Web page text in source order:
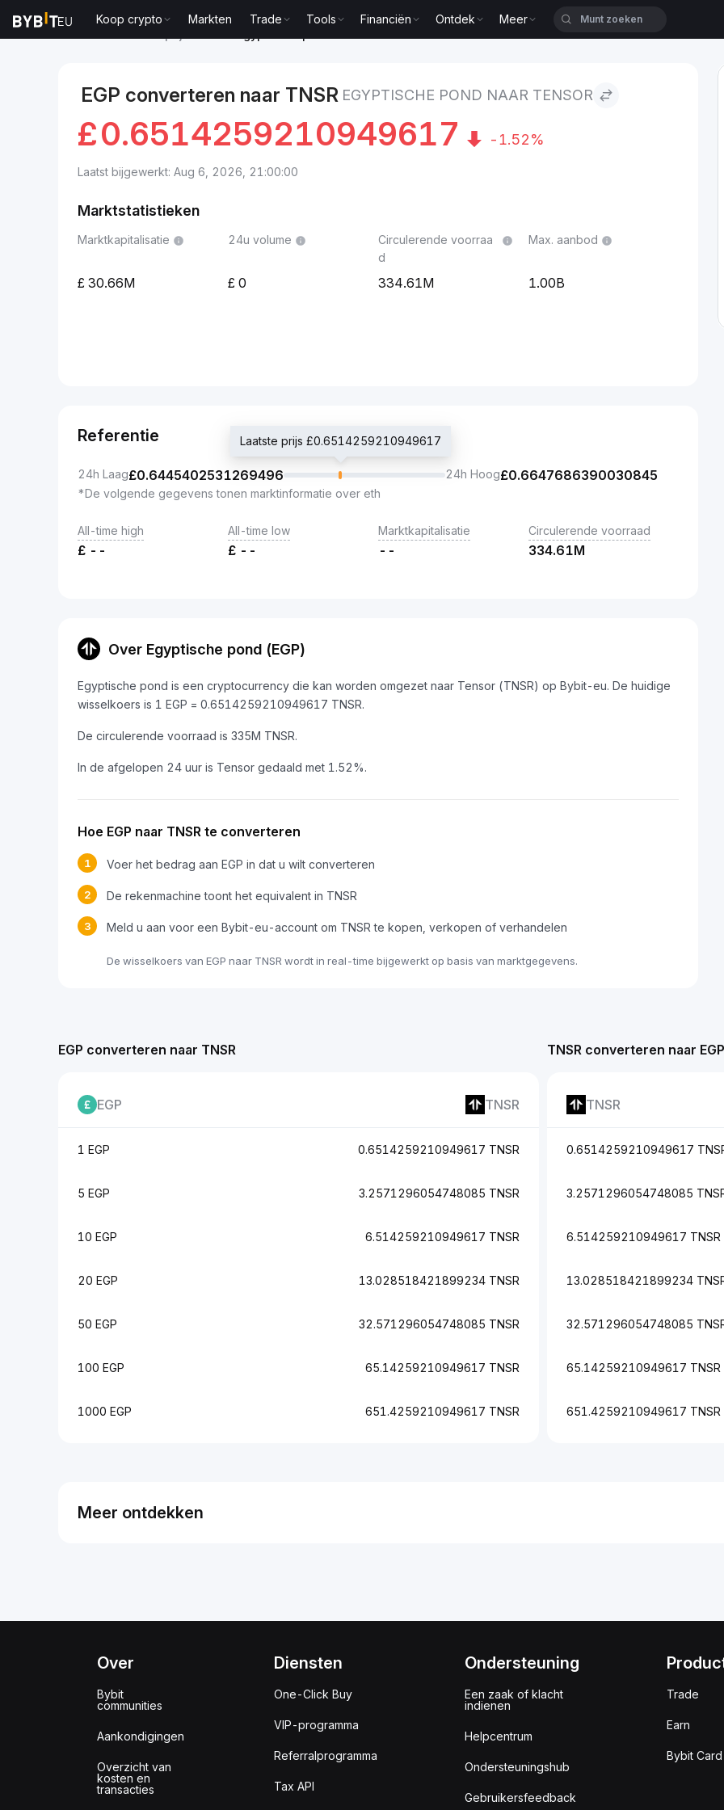
Koop crypto Markten Trade Tools Financiën Ontdek
Meer
EGP converteren naar TNSR EGYPTISCHE POND NAAR TENSOR
£0.6514259210949617 -1.52%
Laatst bijgewerkt: Aug 6, 2026, 21:00:00
Marktstatistieken
Marktkapitalisatie
30.66M
24u volume
0
Circulerende voorraa
d
334.61M
Max. aanbod
1.00B
Referentie
24h Laag£0.6445402531269496
Laatste prijs £0.6514259210949617
24h Hoog£0.6647686390030845
*De volgende gegevens tonen marktinformatie over eth
All-time high
£ --
All-time low
£ --
Marktkapitalisatie
--
Circulerende voorraad
334.61M
Over Egyptische pond (EGP)
Egyptische pond is een cryptocurrency die kan worden omgezet naar Tensor (TNSR) op Bybit-eu. De huidige
wisselkoers is 1 EGP = 0.6514259210949617 TNSR.
De circulerende voorraad is 335M TNSR.
In de afgelopen 24 uur is Tensor gedaald met 1.52%.
Hoe EGP naar TNSR te converteren
1 Voer het bedrag aan EGP in dat u wilt converteren
2 De rekenmachine toont het equivalent in TNSR
3 Meld u aan voor een Bybit-eu-account om TNSR te kopen, verkopen of verhandelen
De wisselkoers van EGP naar TNSR wordt in real-time bijgewerkt op basis van marktgegevens.
TNSR converteren naar EGP
TNSR
0.6514259210949617
3.2571296054748085
6.514259210949617 TNSR
13.028518421899234
32.571296054748085
65.14259210949617 TNSR
651.4259210949617 TNSR
EGP converteren naar TNSR
EGP TNSR
1 EGP 0.6514259210949617 TNSR
5 EGP 3.2571296054748085 TNSR
10 EGP 6.514259210949617 TNSR
20 EGP 13.028518421899234 TNSR
50 EGP 32.571296054748085 TNSR
100 EGP 65.14259210949617 TNSR
1000 EGP 651.4259210949617 TNSR
Meer ontdekken
Over
Bybit
communities
Aankondigingen
Overzicht van
kosten en
transacties
Diensten
One-Click Buy
VIP-programma
Referralprogramma
Tax API
Ondersteuning
Een zaak of klacht
indienen
Helpcentrum
Ondersteuningshub
Gebruikersfeedback
Trade
Earn
Bybit Card